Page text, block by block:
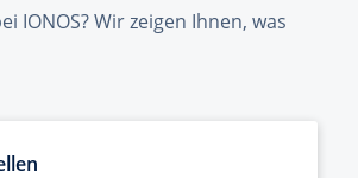
IONOS? Wir zeigen Ihnen, was